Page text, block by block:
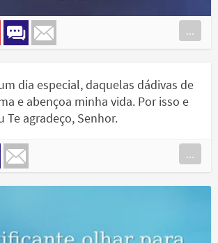
...
dia especial, daquelas dádivas de
e abençoa minha vida. Por isso e
Te agradeço, Senhor.
...